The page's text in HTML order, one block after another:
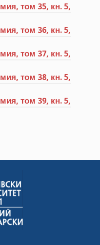
том 35, кн. 5,
том 36, кн. 5,
том 37, кн. 5,
том 38, кн. 5,
том 39, кн. 5,